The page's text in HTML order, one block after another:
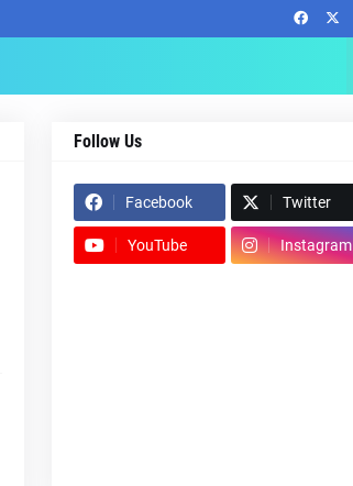
Follow Us
Facebook Twitter
YouTube Instagram